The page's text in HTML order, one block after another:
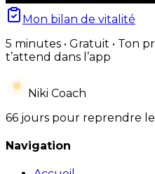
Mon bilan de vitalité
5 minutes • Gratuit • Ton
t’attend dans l’app
Niki Coach
66 jours pour reprendre
Navigation